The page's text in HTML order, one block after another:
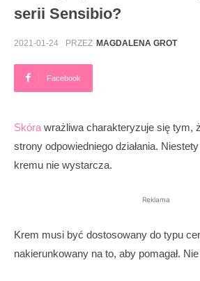
serii Sensibio?
2021-01-24 PRZEZ MAGDALENA GROT
Facebook
Skóra wrażliwa charakteryzuje się tym,
strony odpowiedniego działania.
kremu nie wystarcza.
Reklama
Krem musi być dostosowany do typu
nakierunkowany na to, aby pomagał. Nie